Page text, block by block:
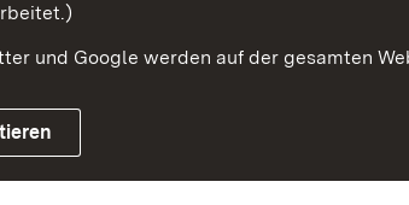
Kontakt
und Google werden auf der gesamten